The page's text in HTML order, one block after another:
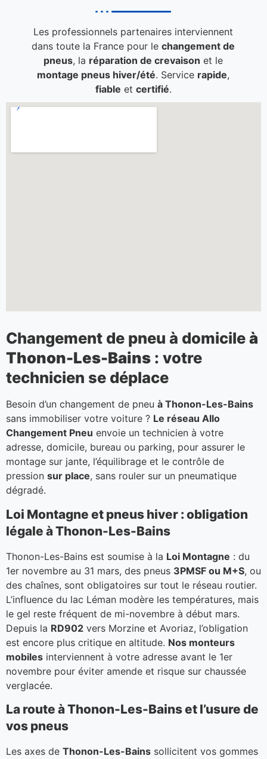
Les professionnels partenaires interviennent
dans toute la France pour lechangement de
pneus, la réparation de crevaison et le
montage pneus hiver/été. Service rapide,
fiable et certifié.
Changement de pneu à domicileà
Thonon-Les-Bains : votre
technicien se déplace
Besoin d’un changement de pneu à Thonon-Les-Bains
sans immobiliser votre voiture ? Le réseau Allo
Changement Pneu envoie un technicien à votre
adresse, domicile, bureau ou parking, pour assurer le
montage sur jante, l’équilibrage et le contrôle de
pression sur place, sans rouler sur un pneumatique
dégradé.
Loi Montagne et pneus hiver : obligation
légale à Thonon-Les-Bains
Thonon-Les-Bains est soumise à la Loi Montagne : du
1er novembre au 31 mars, des pneus 3PMSF ou M+S, ou
des chaînes, sont obligatoires sur tout le réseau routier.
L’influence du lac Léman modère les températures, mais
le gel reste fréquent de mi-novembre à début mars.
Depuis la RD902 vers Morzine et Avoriaz, l’obligation
est encore plus critique en altitude. Nos monteurs
mobiles interviennent à votre adresse avant le 1er
novembre pour éviter amende et risque sur chaussée
verglacée.
La route à Thonon-Les-Bains et l’usure de
vos pneus
Les axes de Thonon-Les-Bains sollicitent vos gommes